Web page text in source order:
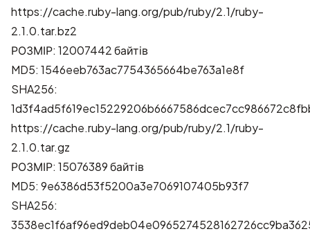
https://cache.ruby-lang.org/pub/ruby/2.1/ruby-
2.1.0.tar.bz2
РОЗМІР: 12007442 байтів
MD5: 1546eeb763ac7754365664be763a1e8f
SHA256:
https://cache.ruby-lang.org/pub/ruby/2.1/ruby-
2.1.0.tar.gz
РОЗМІР: 15076389 байтів
MD5: 9e6386d53f5200a3e7069107405b93f7
SHA256: